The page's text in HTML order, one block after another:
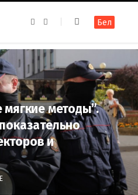
e
b
o
o
k
t
a
m
Бел
методы”.
и